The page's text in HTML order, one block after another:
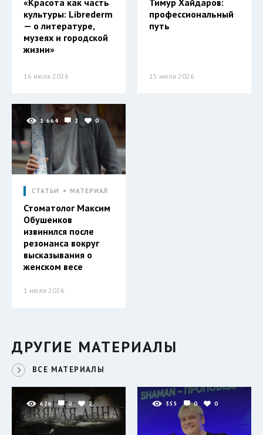
культуры: Librederm
— о литературе,
музеях и городской
жизни»
16 июля 2026
профессиональный
путь
15 июля 2026
1 664 2 0
СТАТЬИ МАТЕРИАЛ
Стоматолог Максим
Обушенков
извинился после
резонанса вокруг
высказывания о
женском весе
1 июля 2026
ДРУГИЕ МАТЕРИАЛЫ
ВСЕ МАТЕРИАЛЫ
626 0 2 355 0 0